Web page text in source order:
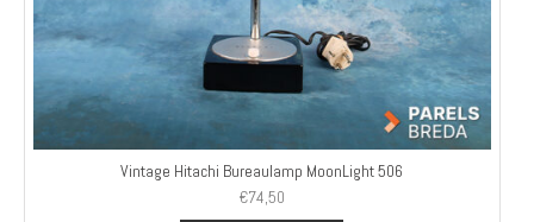
Vintage Hitachi Bureaulamp MoonLight 506
€74,50